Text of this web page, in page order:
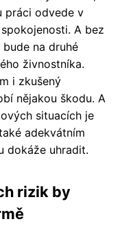
práci odvede v
A bez
na druhé
živnostníka.
i zkušený
nějakou škodu. A
situacích je
adekvátním
dokáže uhradit.
rizik by